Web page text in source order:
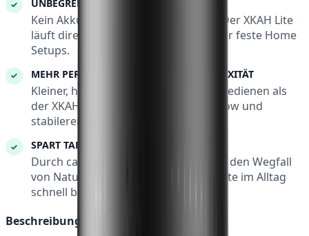
✓ UNBEGRENZTE POWER
Kein Akku, kein Aufladen, kein Limit: Der XKAH Lite
läuft direkt über Kabel und ist ideal für feste Home
Setups.
✓ MEHR PERFORMANCE, WENIGER KOMPLEXITÄT
Kleiner, handlicher und einfacher zu bedienen als
der XKAH Pro, mit verbessertem Airflow und
stabilerer Bauweise.
✓ SPART TABAK UND KOHLE
Durch ca. 10 g Tabak pro Session und den Wegfall
von Naturkohle kann sich der XKAH Lite im Alltag
schnell bemerkbar machen.
Beschreibung: